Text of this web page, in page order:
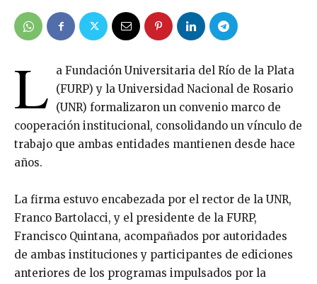
L
a Fundación Universitaria del Río de la Plata
(FURP) y la Universidad Nacional de Rosario
(UNR) formalizaron un convenio marco de
cooperación institucional, consolidando un vínculo de
trabajo que ambas entidades mantienen desde hace
años.
La firma estuvo encabezada por el rector de la UNR,
Franco Bartolacci, y el presidente de la FURP,
Francisco Quintana, acompañados por autoridades
de ambas instituciones y participantes de ediciones
anteriores de los programas impulsados por la